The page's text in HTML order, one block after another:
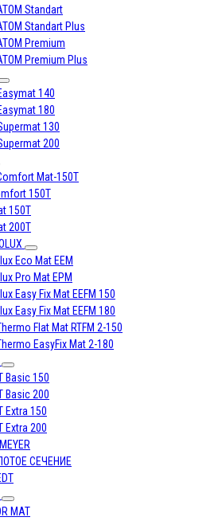
Standart
Standart Plus
Premium
Premium Plus
140
180
130
200
Mat-150T
150T
150T
200T
Eco Mat EЕM
Pro Mat EPM
Easy Fix Mat EEFM 150
Easy Fix Mat EEFM 180
Flat Mat RTFM 2-150
EasyFix Mat 2-180
Basic 150
Basic 200
Extra 150
Extra 200
СЕЧЕНИЕ
MAT